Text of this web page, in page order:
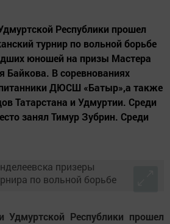
Республики прошел
турнир по вольной борьбе
юношей на призы Мастера
Байкова. В соревнованиях
ДЮСШ «Батыр»,а также
Татарстана и Удмуртии. Среди
занял Тимур Зубрин. Среди
Республики прошел